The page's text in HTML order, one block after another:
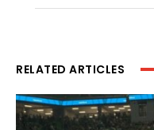
RELATED ARTICLES